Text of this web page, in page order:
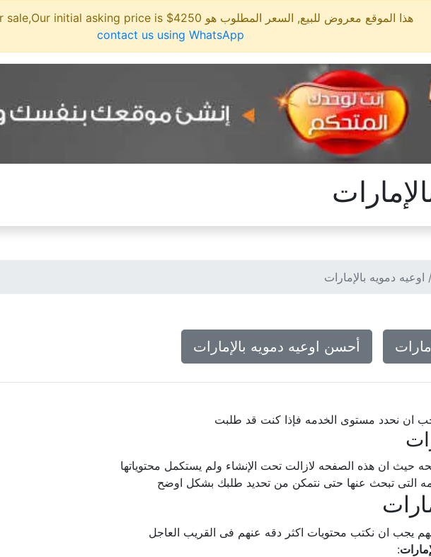
هذا الموقع معروض للبيع, السعر المطلوب هو 4250$ This site is for sale,Our initial asking price is
contact us using WhatsApp
اوعيه دمويه بالإمارات
أحسن اوعيه دمويه بالإمارات
ان نحدد مستوى الخدمه فإذا كنت قد طلبت
حيث ان هذه الصفحه لازالت تحت الإنشاء ولم يستكمل محتوياتها
التى تبحث عنها حتى نتمكن من تحديد طلبك بشكل اوضح
يجب ان نكتب محتويات اكثر دقه عنهم فى القريب العاجل
: